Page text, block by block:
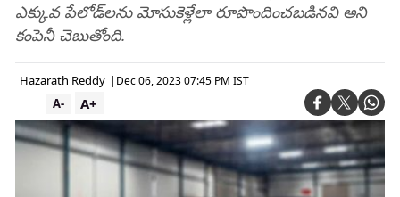
ఎక్కువ పేలోడ్‌లను మోసుకెళ్లేలా రూపొందించబడినవి అని
కంపెనీ చెబుతోంది.
Hazarath Reddy | Dec 06, 2023 07:45 PM IST
A+
A-